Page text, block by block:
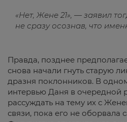
«Нет, Жене 21», — заявил
не сразу осознав, что
Правда, позднее
снова начали гнуть старую
дразня поклонников. В
интервью Даня в очередной
рассуждать на тему их с
связи, пока его не оборвала